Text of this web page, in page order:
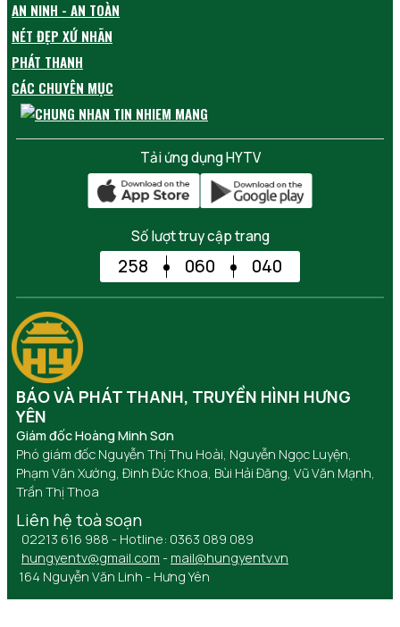
AN NINH - AN TOÀN
NÉT ĐẸP XỨ NHÃN
PHÁT THANH
CÁC CHUYÊN MỤC
Tải ứng dụng HYTV
Số lượt truy cập trang
258 060 040
BÁO VÀ PHÁT THANH, TRUYỀN HÌNH HƯNG
YÊN
Giám đốc Hoàng Minh Sơn
Phó giám đốc Nguyễn Thị Thu Hoài, Nguyễn Ngọc Luyện,
Phạm Văn Xướng, Đinh Đức Khoa, Bùi Hải Đăng, Vũ Văn Mạnh,
Trần Thị Thoa
Liên hệ toà soạn
02213 616 988 - Hotline: 0363 089 089
hungyentv@gmail.com - mail@hungyentv.vn
164 Nguyễn Văn Linh - Hưng Yên